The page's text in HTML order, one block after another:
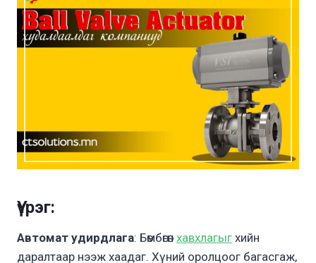
Үүрэг:
Автомат удирдлага: Бөмбөгөн хавхлагыг хийн
даралтаар нээж хаадаг. Хүний оролцоог багасгаж,